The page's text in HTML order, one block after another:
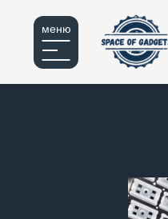
меню